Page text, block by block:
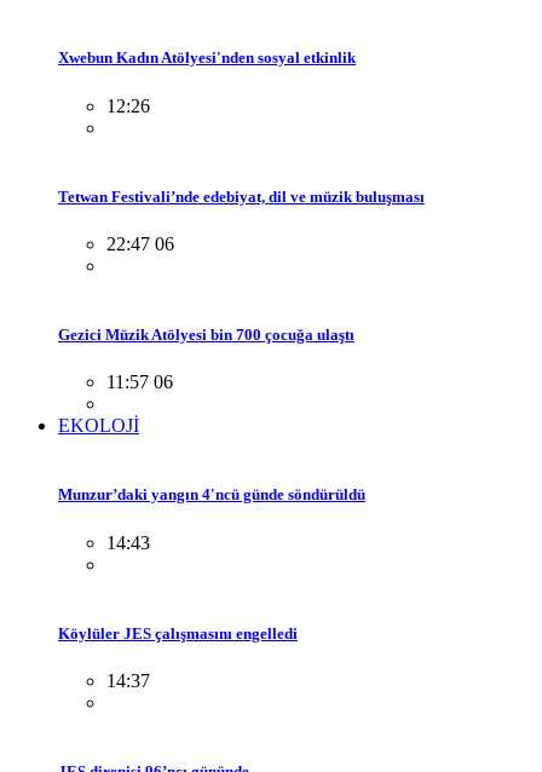
Xwebun Kadın Atölyesi'nden sosyal etkinlik
12:26
Tetwan Festivali’nde edebiyat, dil ve müzik buluşması
22:47 06
Gezici Müzik Atölyesi bin 700 çocuğa ulaştı
11:57 06
EKOLOJİ
Munzur’daki yangın 4'ncü günde söndürüldü
14:43
Köylüler JES çalışmasını engelledi
14:37